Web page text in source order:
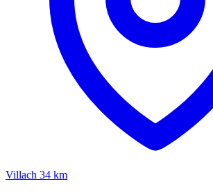
Villach 34 km